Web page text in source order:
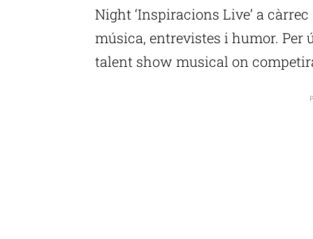
Night ‘Inspiracions Live’ a
música, entrevistes i humor. Per
talent show musical on